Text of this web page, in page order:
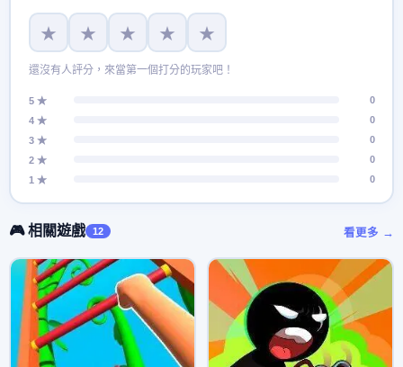
★ ★ ★ ★ ★
還沒有人評分，來當第一個打分的玩家吧！
5 ★
0
4 ★
0
3 ★
0
2 ★
0
1 ★
0
🎮 相關遊戲 12 看更多 →